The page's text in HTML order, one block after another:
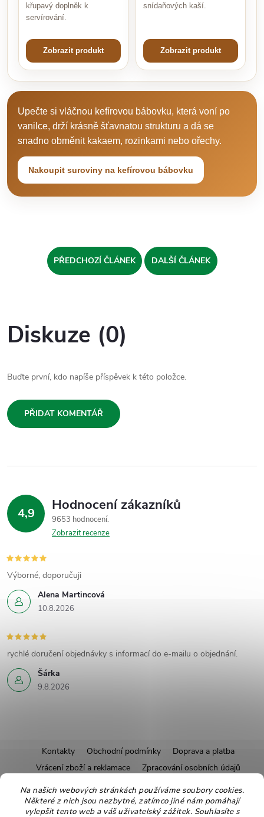
Na našich webových stránkách používáme soubory cookies.
Některé z nich jsou nezbytné, zatímco jiné nám pomáhají
vylepšit tento web a váš uživatelský zážitek. Souhlasíte s
křupavý doplněk k
servírování.
Zobrazit produkt
snídaňových kaší.
Zobrazit produkt
Upečte si vláčnou kefírovou bábovku, která voní po
vanilce, drží krásně šťavnatou strukturu a dá se
snadno obměnit kakaem, rozinkami nebo ořechy.
Nakoupit suroviny na kefírovou bábovku
PŘEDCHOZÍ ČLÁNEK DALŠÍ ČLÁNEK
Diskuze (0)
Buďte první, kdo napíše příspěvek k této položce.
PŘIDAT KOMENTÁŘ
4,9 Hodnocení zákazníků
9653 hodnocení
Zobrazit recenze
Alena Martincová
10.8.2026
Výborné, doporučuji
Šárka
9.8.2026
rychlé doručení objednávky s informací do e-mailu o objednání.
á
Kontakty Obchodní podmínky
Doprava a platba
Vrácení zboží a reklamace
Zpracování osobních údajů
Pravidla soutěží
Affiliate program
Pro nové dodavatele
Ekologické balení Moje objednávka